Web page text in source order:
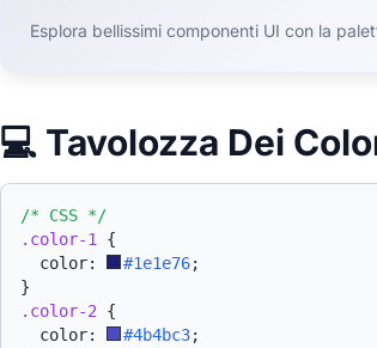
Esplora bellissimi componenti UI con la
💻 Tavolozza Dei
/* CSS */
.color-1
{
  color:
#1e1e76;
}
.color-2 {
  color:
#4b4bc3;